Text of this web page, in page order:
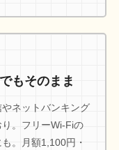
もそのまま
ネットバンキング
。フリーWi-Fiの
。月額1,100円・